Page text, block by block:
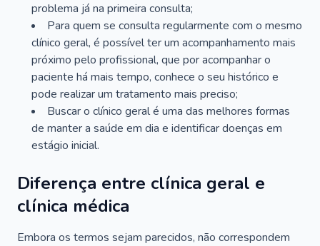
problema já na primeira consulta;
Para quem se consulta regularmente com o mesmo
clínico geral, é possível ter um acompanhamento mais
próximo pelo profissional, que por acompanhar o
paciente há mais tempo, conhece o seu histórico e
pode realizar um tratamento mais preciso;
Buscar o clínico geral é uma das melhores formas
de manter a saúde em dia e identificar doenças em
estágio inicial.
Diferença entre clínica geral e
clínica médica
Embora os termos sejam parecidos, não correspondem